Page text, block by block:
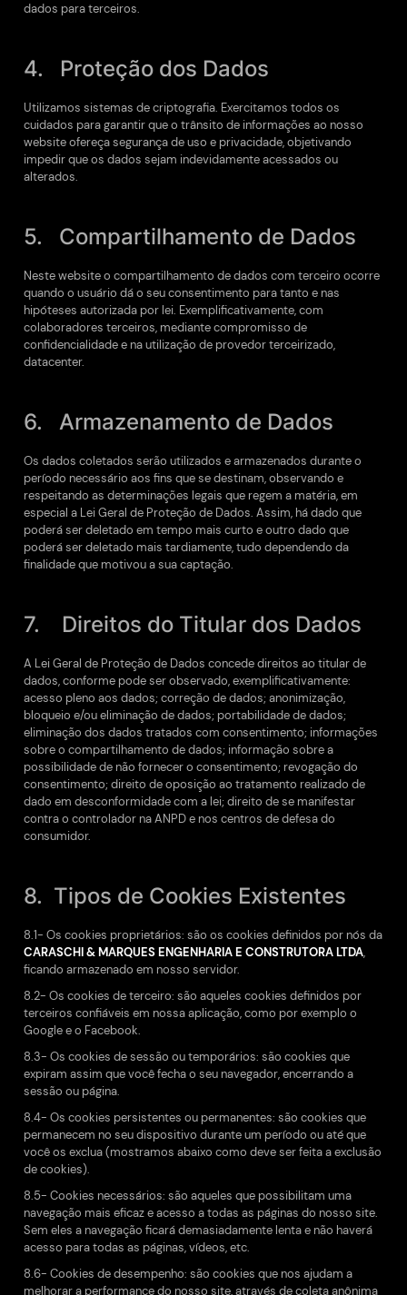
dados para terceiros.
4. Proteção dos Dados
Utilizamos sistemas de criptografia. Exercitamos todos os
cuidados para garantir que o trânsito de informações ao nosso
website ofereça segurança de uso e privacidade, objetivando
impedir que os dados sejam indevidamente acessados ou
alterados.
5. Compartilhamento de Dados
Neste website o compartilhamento de dados com terceiro ocorre
quando o usuário dá o seu consentimento para tanto e nas
hipóteses autorizada por lei. Exemplificativamente, com
colaboradores terceiros, mediante compromisso de
confidencialidade e na utilização de provedor terceirizado,
datacenter.
6. Armazenamento de Dados
Os dados coletados serão utilizados e armazenados durante o
período necessário aos fins que se destinam, observando e
respeitando as determinações legais que regem a matéria, em
especial a Lei Geral de Proteção de Dados. Assim, há dado que
poderá ser deletado em tempo mais curto e outro dado que
poderá ser deletado mais tardiamente, tudo dependendo da
finalidade que motivou a sua captação.
7. Direitos do Titular dos Dados
A Lei Geral de Proteção de Dados concede direitos ao titular de
dados, conforme pode ser observado, exemplificativamente:
acesso pleno aos dados; correção de dados; anonimização,
bloqueio e/ou eliminação de dados; portabilidade de dados;
eliminação dos dados tratados com consentimento; informações
sobre o compartilhamento de dados; informação sobre a
possibilidade de não fornecer o consentimento; revogação do
consentimento; direito de oposição ao tratamento realizado de
dado em desconformidade com a lei; direito de se manifestar
contra o controlador na ANPD e nos centros de defesa do
consumidor.
8. Tipos de Cookies Existentes
8.1- Os cookies proprietários: são os cookies definidos por nós da
CARASCHI & MARQUES ENGENHARIA E CONSTRUTORA LTDA,
ficando armazenado em nosso servidor.
8.2- Os cookies de terceiro: são aqueles cookies definidos por
terceiros confiáveis em nossa aplicação, como por exemplo o
Google e o Facebook.
8.3- Os cookies de sessão ou temporários: são cookies que
expiram assim que você fecha o seu navegador, encerrando a
sessão ou página.
8.4- Os cookies persistentes ou permanentes: são cookies que
permanecem no seu dispositivo durante um período ou até que
você os exclua (mostramos abaixo como deve ser feita a exclusão
de cookies).
8.5- Cookies necessários: são aqueles que possibilitam uma
navegação mais eficaz e acesso a todas as páginas do nosso site.
Sem eles a navegação ficará demasiadamente lenta e não haverá
acesso para todas as páginas, vídeos, etc.
8.6- Cookies de desempenho: são cookies que nos ajudam a
melhorar a performance do nosso site, através de coleta anônima